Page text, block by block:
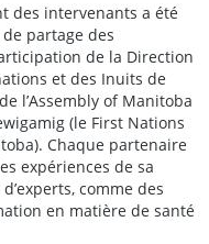
des intervenants a été
partage des
de la Direction
et des Inuits de
l’Assembly of Manitoba
(le First Nations
Chaque partenaire
expériences de sa
comme des
en matière de santé